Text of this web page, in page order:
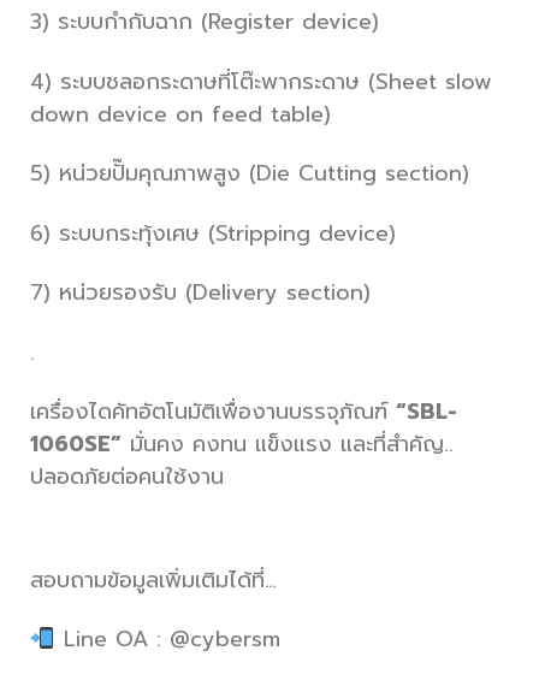
3) ระบบกำกับฉาก (Register device)
4) ระบบชลอกระดาษที่โต๊ะพากระดาษ (Sheet slow
down device on feed table)
5) หน่วยปั๊มคุณภาพสูง (Die Cutting section)
6) ระบบกระทุ้งเศษ (Stripping device)
7) หน่วยรองรับ (Delivery section)
.
เครื่องไดคัทอัตโนมัติเพื่องานบรรจุภัณฑ์ “SBL-
1060SE” มั่นคง คงทน แข็งแรง และที่สำคัญ..
ปลอดภัยต่อคนใช้งาน
สอบถามข้อมูลเพิ่มเติมได้ที่…
Line OA : @cybersm